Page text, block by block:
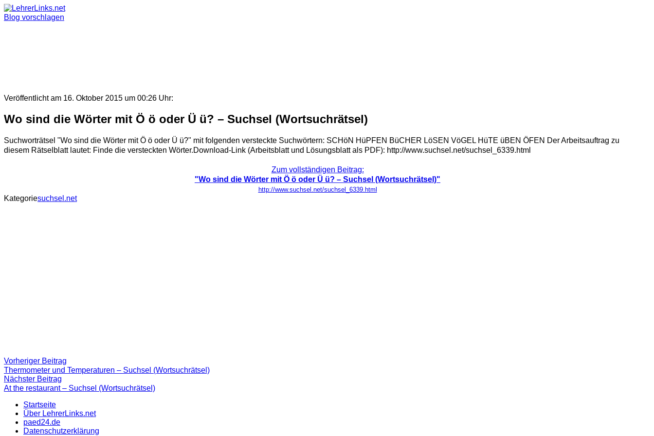
Skip
to
Blog vorschlagen
Veröffentlicht am 16. Oktober 2015 um 00:26 Uhr:
Wo sind die Wörter mit Ö ö oder Ü ü? – Suchsel (Wortsuchrätsel)
Suchworträtsel "Wo sind die Wörter mit Ö ö oder Ü ü?" mit folgenden versteckte Suchwörtern: SCHöN HüPFEN BüCHER LöSEN VöGEL HüTE üBEN ÖFEN Der Arbeitsauftrag zu
diesem Rätselblatt lautet: Finde die versteckten Wörter.Download-Link (Arbeitsblatt und Lösungsblatt als PDF): http://www.suchsel.net/suchsel_6339.html
Zum vollständigen Beitrag:
"Wo sind die Wörter mit Ö ö oder Ü ü? – Suchsel (Wortsuchrätsel)"
http://www.suchsel.net/suchsel_6339.html
Kategoriesuchsel.net
Beitragsnavigation
Vorheriger Beitrag
Beitrag:
Thermometer und Temperaturen – Suchsel (Wortsuchrätsel)
Nächster Beitrag
Beitrag
At the restaurant – Suchsel (Wortsuchrätsel)
Startseite
Über LehrerLinks.net
paed24.de
Datenschutzerklärung